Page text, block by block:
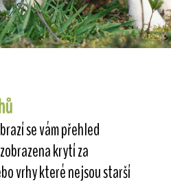
se vám přehled
krytí za
vrhy které nejsou starší